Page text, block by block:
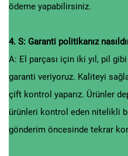
ödeme yapabilirsiniz.
4. S: Garanti politikanız
A: El parçası için iki yıl, pil
garanti veriyoruz. Kaliteyi
çift kontrol yaparız. Ürünler
ürünleri kontrol eden nitelikli
gönderim öncesinde tekrar